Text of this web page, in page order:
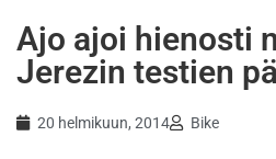
Ajo ajoi hienosti
Jerezin testien
20 helmikuun, 2014 Bike